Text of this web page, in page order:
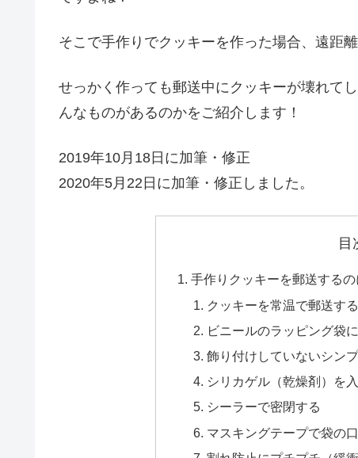
そこで手作りでクッキーを作った場合、遠距
せっかく作っても郵送中にクッキーが壊れて
んなものがあるのかをご紹介します！
2019年10月18日に加筆・修正
2020年5月22日に加筆・修正しました。
目
手作りクッキーを郵送する
クッキーを常温で郵送す
ビニールのラッピング袋
飾り付けしていないシン
シリカゲル（乾燥剤）を
シーラーで密閉する
マスキングテープで袋の